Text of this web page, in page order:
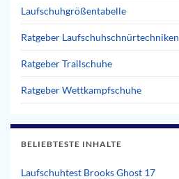
Laufschuhgrößentabelle
Ratgeber Laufschuhschnürtechniken
Ratgeber Trailschuhe
Ratgeber Wettkampfschuhe
BELIEBTESTE INHALTE
Laufschuhtest Brooks Ghost 17